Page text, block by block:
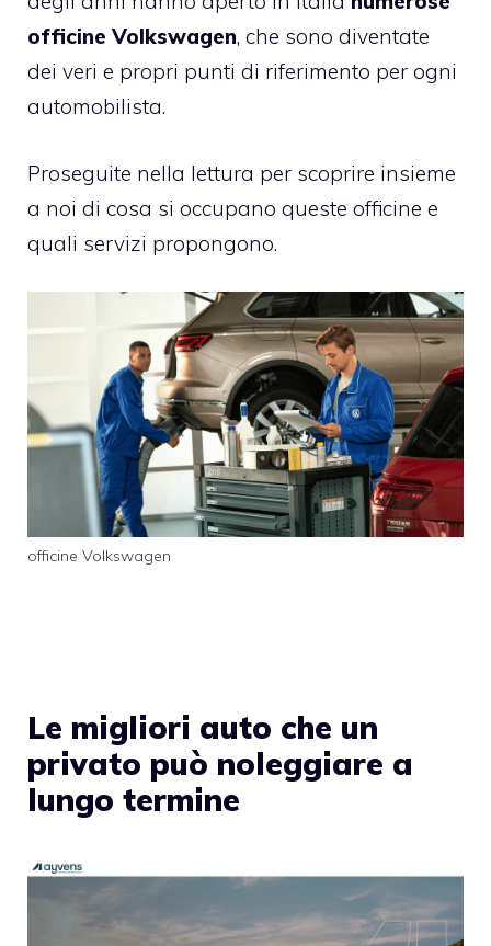
officine Volkswagen, che sono diventate
dei veri e propri punti di riferimento per ogni
automobilista.
Proseguite nella lettura per scoprire insieme
a noi di cosa si occupano queste officine e
quali servizi propongono.
officine Volkswagen
Le migliori auto che un
privato può noleggiare a
lungo termine